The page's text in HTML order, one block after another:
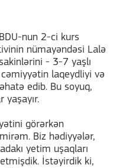
nun 2-ci kurs
nümayəndəsi Lalə
- 3-7 yaşlı
laqeydliyi və
edib. Bu soyuq,
yaşayır.
görərkən
Biz hədiyyələr,
yetim uşaqları
İstəyirdik ki,